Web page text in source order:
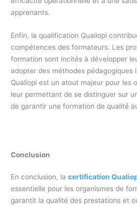
apprenants.
Enfin, la qualification Qualiopi
compétences des formateurs. Les
formation sont incités à développer
adopter des méthodes pédagogiques
Qualiopi est un atout majeur pour les
leur permettant de se distinguer sur
de garantir une formation de qualité
Conclusion
En conclusion, lacertification
essentielle pour les organismes de
garantit la qualité des prestations et